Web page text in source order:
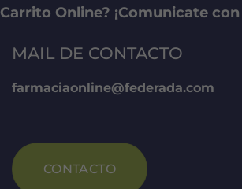
Carrito Online? ¡Comunicate
MAIL DE CONTACTO
farmaciaonline@federada.com
CONTACTO